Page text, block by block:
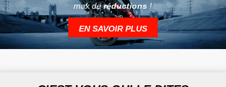
max deréductions !
EN SAVOIR PLUS